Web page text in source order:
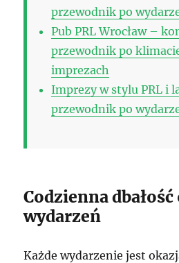
przewodnik po
Pub PRL Wrocław –
przewodnik po
imprezach
Imprezy w stylu PRL i
przewodnik po
Codzienna
wydarzeń
Każde wydarzenie jest